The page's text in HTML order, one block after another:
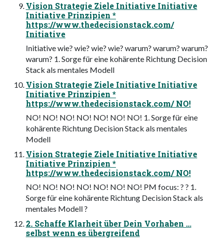
Vision Strategie Ziele Initiative Initiative
Initiative Prinzipien *
https://www.thedecisionstack.com/
Initiative
Initiative wie? wie? wie? wie? warum? warum? warum?
warum? 1. Sorge für eine kohärente Richtung Decision
Stack als mentales Modell
Vision Strategie Ziele Initiative Initiative
Initiative Prinzipien *
https://www.thedecisionstack.com/ NO!
NO! NO! NO! NO! NO! NO! NO! 1. Sorge für eine
kohärente Richtung Decision Stack als mentales
Modell
Vision Strategie Ziele Initiative Initiative
Initiative Prinzipien *
https://www.thedecisionstack.com/ NO!
NO! NO! NO! NO! NO! NO! NO! PM focus: ? ? 1.
Sorge für eine kohärente Richtung Decision Stack als
mentales Modell ?
2. Schaffe Klarheit über Dein Vorhaben …
selbst wenn es übergreifend